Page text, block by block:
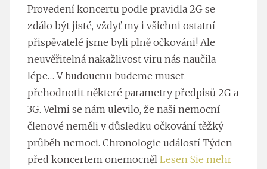
Provedení koncertu podle pravidla 2G se
zdálo být jisté, vždyť my i všichni ostatní
přispěvatelé jsme byli plně očkováni! Ale
neuvěřitelná nakažlivost viru nás naučila
lépe… V budoucnu budeme muset
přehodnotit některé parametry předpisů 2G a
3G. Velmi se nám ulevilo, že naši nemocní
členové neměli v důsledku očkování těžký
průběh nemoci. Chronologie událostí Týden
před koncertem onemocněl Lesen Sie mehr